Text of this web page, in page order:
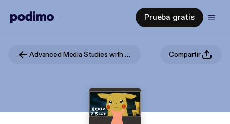
Prueba gratis
Advanced Media Studies with The Greendale Three Compartir